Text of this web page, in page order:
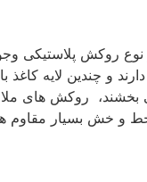
روکش پلاستیکی
و چندین لایه
بخشند، روکش های
و خش بسیار مقاوم